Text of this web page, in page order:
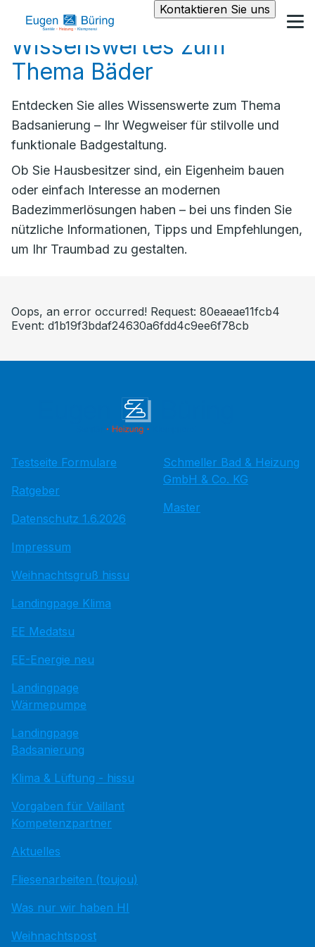
Kontaktieren Sie uns
Wissenswertes zum
Thema Bäder
Entdecken Sie alles Wissenswerte zum Thema
Badsanierung – Ihr Wegweiser für stilvolle und
funktionale Badgestaltung.
Ob Sie Hausbesitzer sind, ein Eigenheim bauen
oder einfach Interesse an modernen
Badezimmerlösungen haben – bei uns finden Sie
nützliche Informationen, Tipps und Empfehlungen,
um Ihr Traumbad zu gestalten.
Oops, an error occurred! Request: 80eaeae11fcb4
Event: d1b19f3bdaf24630a6fdd4c9ee6f78cb
Testseite Formulare
Ratgeber
Datenschutz 1.6.2026
Impressum
Weihnachtsgruß hissu
Landingpage Klima
EE Medatsu
EE-Energie neu
Landingpage
Wärmepumpe
Landingpage
Badsanierung
Klima & Lüftung - hissu
Vorgaben für Vaillant
Kompetenzpartner
Aktuelles
Fliesenarbeiten (toujou)
Was nur wir haben HI
Weihnachtspost
Schmeller Bad & Heizung
GmbH & Co. KG
Master